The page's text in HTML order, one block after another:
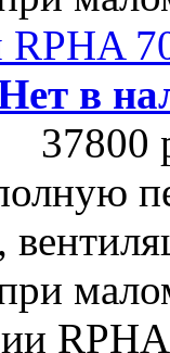
в
37800